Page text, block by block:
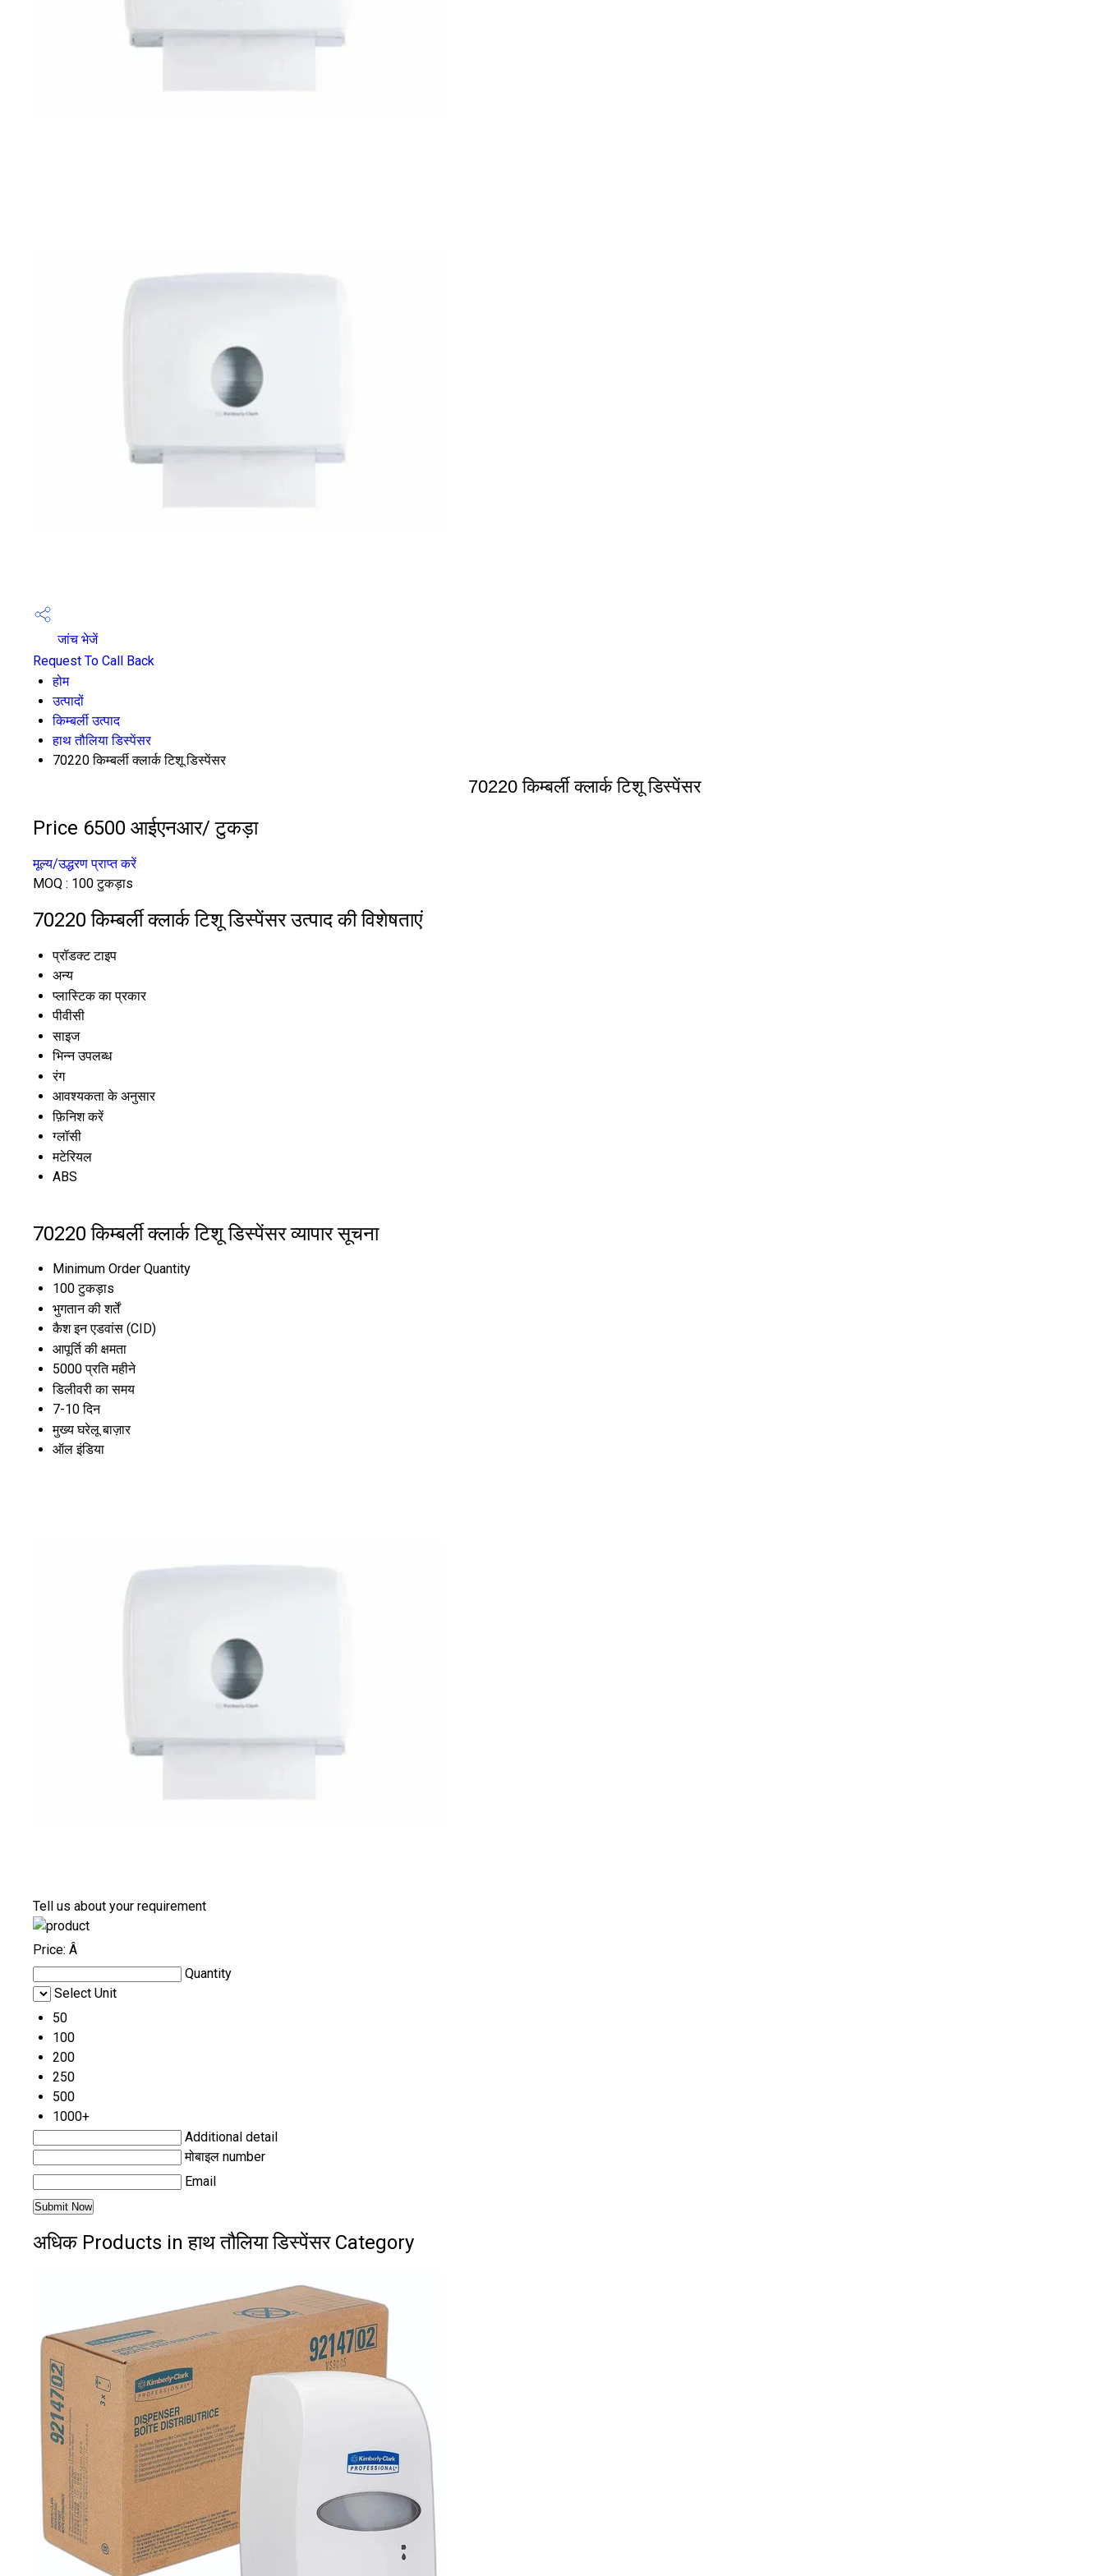
जांच भेजें
Request To Call Back
होम
उत्पादों
किम्बर्ली उत्पाद
हाथ तौलिया डिस्पेंसर
70220 किम्बर्ली क्लार्क टिशू डिस्पेंसर
70220 किम्बर्ली क्लार्क टिशू डिस्पेंसर
Price 6500 आईएनआर/ टुकड़ा
मूल्य/उद्धरण प्राप्त करें
MOQ : 100 टुकड़ाs
70220 किम्बर्ली क्लार्क टिशू डिस्पेंसर उत्पाद की विशेषताएं
प्रॉडक्ट टाइप
अन्य
प्लास्टिक का प्रकार
पीवीसी
साइज
भिन्न उपलब्ध
रंग
आवश्यकता के अनुसार
फ़िनिश करें
ग्लॉसी
मटेरियल
ABS
70220 किम्बर्ली क्लार्क टिशू डिस्पेंसर व्यापार सूचना
Minimum Order Quantity
100 टुकड़ाs
भुगतान की शर्तें
कैश इन एडवांस (CID)
आपूर्ति की क्षमता
5000 प्रति महीने
डिलीवरी का समय
7-10 दिन
मुख्य घरेलू बाज़ार
ऑल इंडिया
Tell us about your requirement
Price: Â
Quantity
Select Unit
50
100
200
250
500
1000+
Additional detail
मोबाइल number
Email
अधिक Products in हाथ तौलिया डिस्पेंसर Category